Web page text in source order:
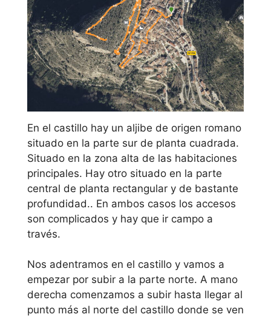
En el castillo hay un aljibe de origen romano
situado en la parte sur de planta cuadrada.
Situado en la zona alta de las habitaciones
principales. Hay otro situado en la parte
central de planta rectangular y de bastante
profundidad.. En ambos casos los accesos
son complicados y hay que ir campo a
través.
Nos adentramos en el castillo y vamos a
empezar por subir a la parte norte. A mano
derecha comenzamos a subir hasta llegar al
punto más al norte del castillo donde se ven